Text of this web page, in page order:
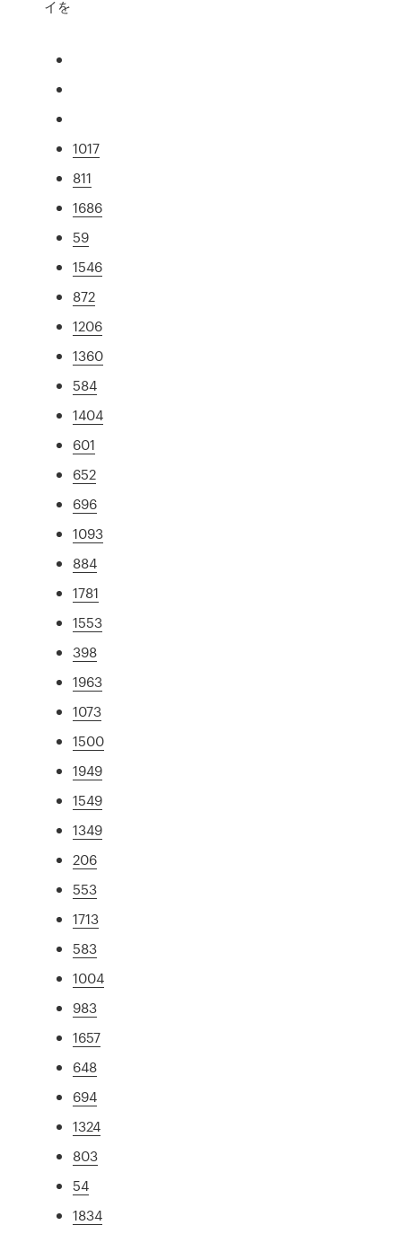
イを
1017
811
1686
59
1546
872
1206
1360
584
1404
601
652
696
1093
884
1781
1553
398
1963
1073
1500
1949
1549
1349
206
553
1713
583
1004
983
1657
648
694
1324
803
54
1834